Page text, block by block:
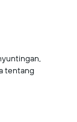
tentang